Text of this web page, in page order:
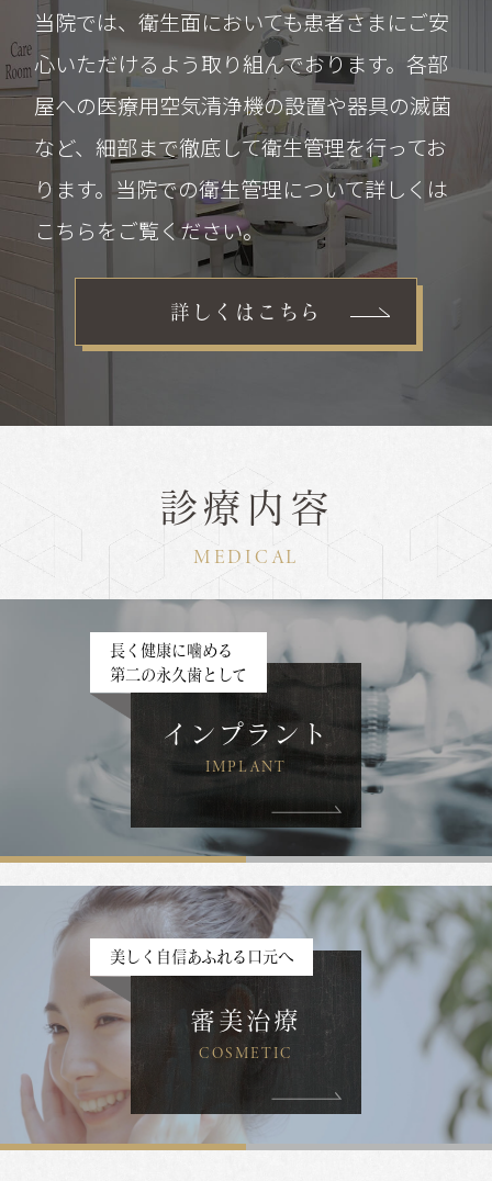
当院では、衛生面においても患者さまにご安
心いただけるよう取り組んでおります。各部
屋への医療用空気清浄機の設置や器具の滅菌
など、細部まで徹底して衛生管理を行ってお
ります。当院での衛生管理について詳しくは
こちらをご覧ください。
詳しくはこちら
診療内容
MEDICAL
長く健康に噛める
第二の永久歯として
インプラント
IMPLANT
美しく自信あふれる口元へ
審美治療
COSMETIC